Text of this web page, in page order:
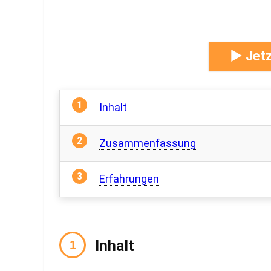
►
Inhalt
Zusammenfassung
Erfahrungen
Inhalt